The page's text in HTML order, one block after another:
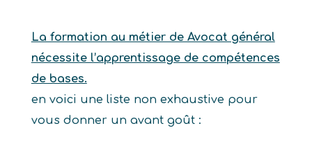
La formation au métier de Avocat général
nécessite l’apprentissage de compétences
de bases.
en voici une liste non exhaustive pour
vous donner un avant goût :